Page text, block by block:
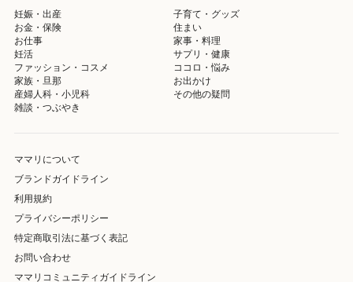
妊娠・出産
子育て・グッズ
お金・保険
住まい
お仕事
家事・料理
妊活
サプリ・健康
ファッション・コスメ
ココロ・悩み
家族・旦那
お出かけ
産婦人科・小児科
その他の疑問
雑談・つぶやき
ママリについて
ブランドガイドライン
利用規約
プライバシーポリシー
特定商取引法に基づく表記
お問い合わせ
ママリコミュニティガイドライン